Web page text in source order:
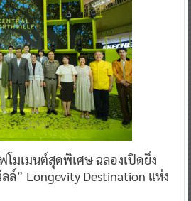
โมเมนต์สุดพิเศษ ฉลองเปิดยิ่ง
ล์” Longevity Destination แห่ง